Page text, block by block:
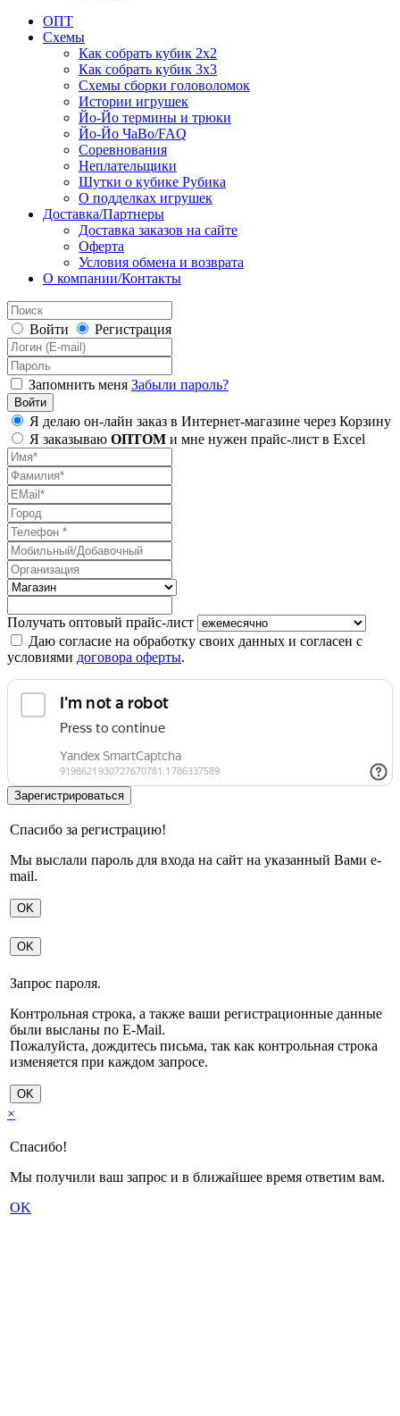
ОПТ
Схемы
Как собрать кубик 2х2
Как собрать кубик 3х3
Схемы сборки головоломок
Истории игрушек
Йо-Йо термины и трюки
Йо-Йо ЧаВо/FAQ
Соревнования
Неплательщики
Шутки о кубике Рубика
О подделках игрушек
Доставка/Партнеры
Доставка заказов на сайте
Оферта
Условия обмена и возврата
О компании/Контакты
Войти Регистрация
Запомнить меня Забыли пароль?
Я делаю он-лайн заказ в Интернет-магазине через Корзину
Я заказываю ОПТОМ и мне нужен прайс-лист в Excel
Получать оптовый прайс-лист
Даю согласие на обработку своих данных и согласен с
условиями договора оферты.
Спасибо за регистрацию!
Мы выслали пароль для входа на сайт на указанный Вами e-
mail.
OK
OK
Запрос пароля.
Контрольная строка, а также ваши регистрационные данные
были высланы по E-Mail.
Пожалуйста, дождитесь письма, так как контрольная строка
изменяется при каждом запросе.
OK
×
Спасибо!
Мы получили ваш запрос и в ближайшее время ответим вам.
OK